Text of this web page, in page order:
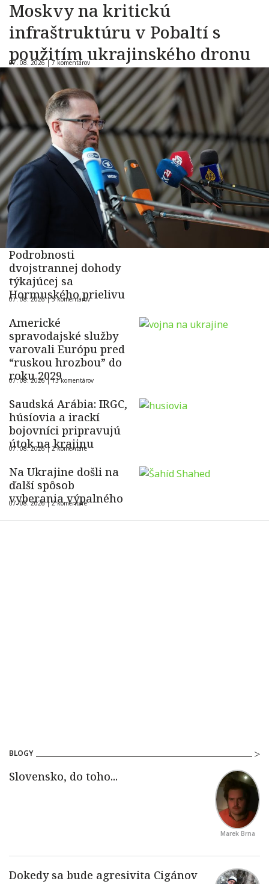
Moskvy na kritickú
infraštruktúru v Pobaltí s
použitím ukrajinského dronu
07. 08. 2026 |7 komentárov
Podrobnosti
dvojstrannej dohody
týkajúcej sa
Hormuského prielivu
07. 08. 2026 |5 komentárov
Americké
spravodajské služby
varovali Európu pred
“ruskou hrozbou” do
roku 2029
07. 08. 2026 |13 komentárov
Saudská Arábia: IRGC,
húsíovia a irackí
bojovníci pripravujú
útok na krajinu
07. 08. 2026 |2 komentáre
Na Ukrajine došli na
ďalší spôsob
vyberania výpalného
07. 08. 2026 |2 komentáre
BLOGY
Marek Brna